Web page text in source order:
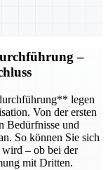
–
legen
Von der ersten
Bedürfnisse und
So können Sie sich
wird – ob bei der
mit Dritten.